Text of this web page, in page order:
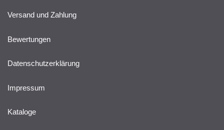
Versand und Zahlung
Bewertungen
Datenschutzerklärung
Impressum
Kataloge